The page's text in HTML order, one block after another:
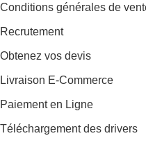
Conditions générales de
Recrutement
Obtenez vos devis
Livraison E-Commerce
Paiement en Ligne
Téléchargement des drivers